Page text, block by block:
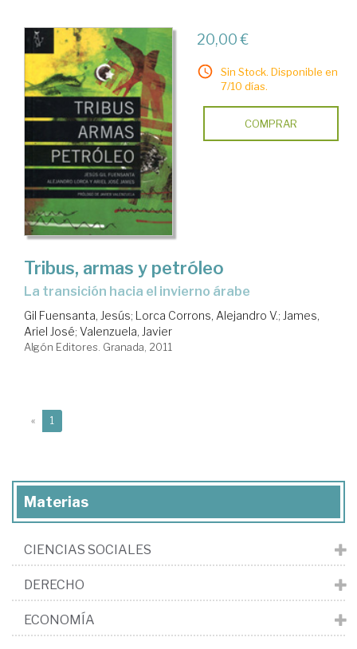
20,00 €
Sin Stock. Disponible en
7/10 días.
COMPRAR
Tribus, armas y petróleo
la transición hacia el invierno árabe
Gil Fuensanta, Jesús; Lorca Corrons, Alejandro V.; James,
Ariel José; Valenzuela, Javier
Algón Editores. Granada, 2011
« 1
Materias
CIENCIAS SOCIALES
DERECHO
ECONOMÍA